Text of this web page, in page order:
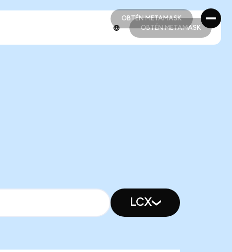
OBTÉN METAMASK
OBTÉN METAMASK
OBTÉN METAMASK
LCX